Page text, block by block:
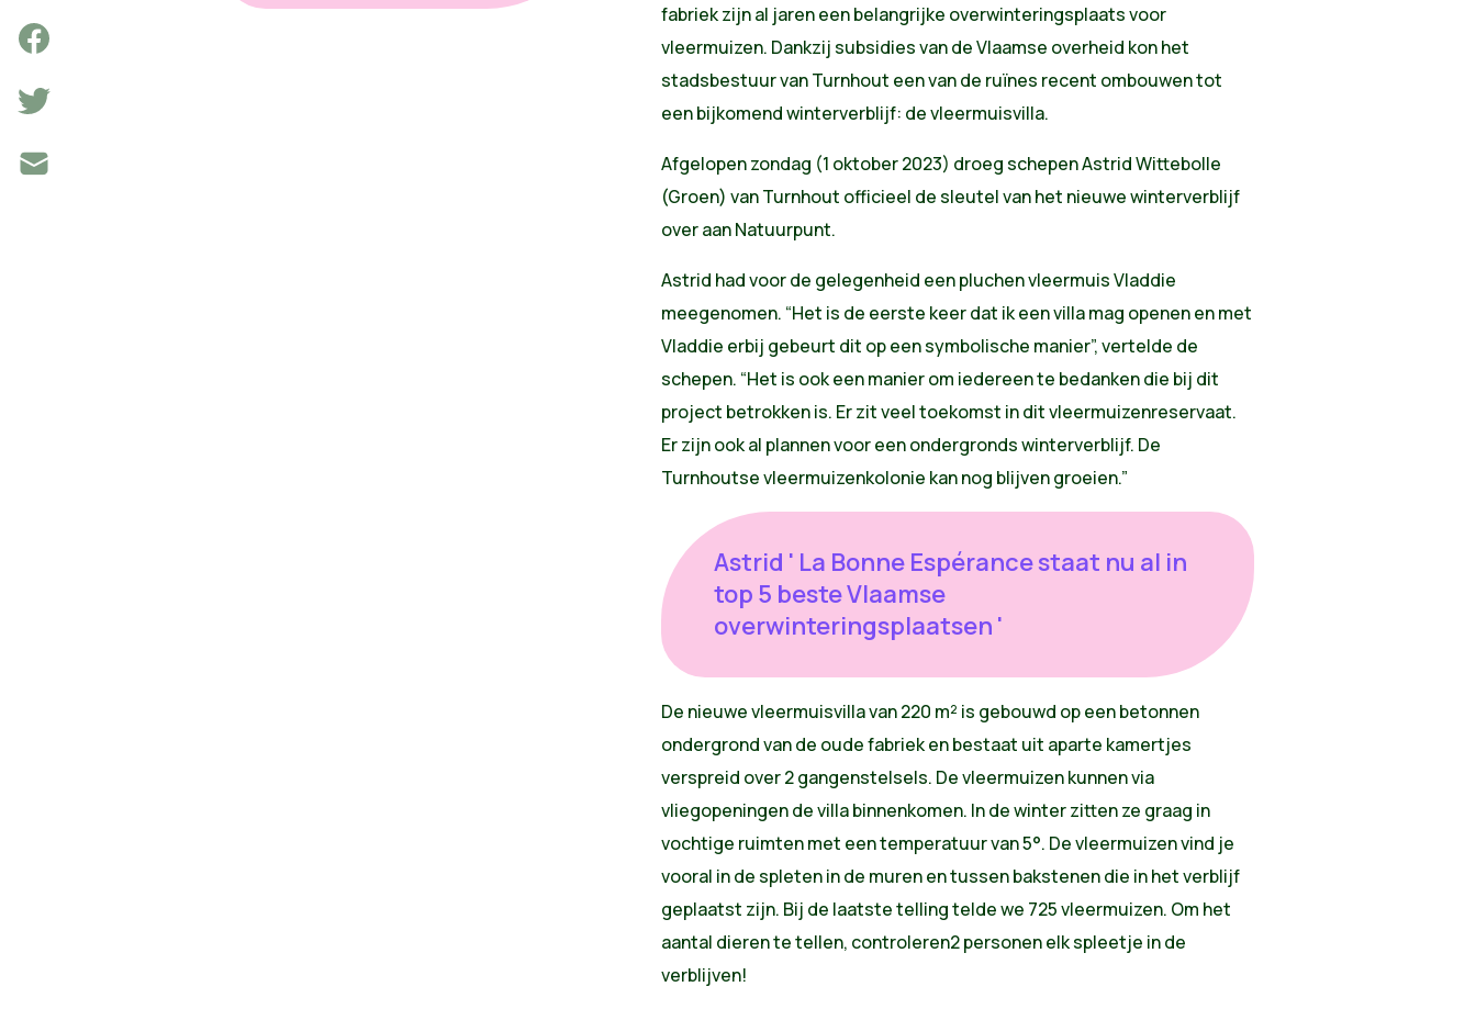
fabriek zijn al jaren een belangrijke overwinteringsplaats voor
vleermuizen. Dankzij subsidies van de Vlaamse overheid kon het
stadsbestuur van Turnhout een van de ruïnes recent ombouwen tot
een bijkomend winterverblijf: de vleermuisvilla.
Afgelopen zondag (1 oktober 2023) droeg schepen Astrid Wittebolle
(Groen) van Turnhout officieel de sleutel van het nieuwe winterverblijf
over aan Natuurpunt.
Astrid had voor de gelegenheid een pluchen vleermuis Vladdie
meegenomen. “Het is de eerste keer dat ik een villa mag openen en met
Vladdie erbij gebeurt dit op een symbolische manier”, vertelde de
schepen. “Het is ook een manier om iedereen te bedanken die bij dit
project betrokken is. Er zit veel toekomst in dit vleermuizenreservaat.
Er zijn ook al plannen voor een ondergronds winterverblijf. De
Turnhoutse vleermuizenkolonie kan nog blijven groeien.”
Astrid ' La Bonne Espérance staat nu al in
top 5 beste Vlaamse
overwinteringsplaatsen '
De nieuwe vleermuisvilla van 220 m² is gebouwd op een betonnen
ondergrond van de oude fabriek en bestaat uit aparte kamertjes
verspreid over 2 gangenstelsels. De vleermuizen kunnen via
vliegopeningen de villa binnenkomen. In de winter zitten ze graag in
vochtige ruimten met een temperatuur van 5°. De vleermuizen vind je
vooral in de spleten in de muren en tussen bakstenen die in het verblijf
geplaatst zijn. Bij de laatste telling telde we 725 vleermuizen. Om het
aantal dieren te tellen, controleren2 personen elk spleetje in de
verblijven!